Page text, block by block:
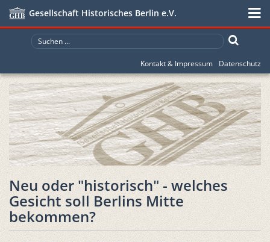
Gesellschaft Historisches Berlin e.V.
Kontakt & Impressum Datenschutz
Neu oder "historisch" - welches
Gesicht soll Berlins Mitte
bekommen?